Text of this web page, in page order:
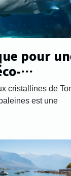
pour
à Tonga
cristallines de
est une